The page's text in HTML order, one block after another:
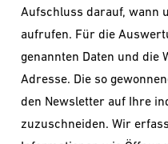
Aufschluss darauf, wann
aufrufen. Für die
genannten Daten und die
Adresse. Die so
den Newsletter auf Ihre
zuzuschneiden. Wir